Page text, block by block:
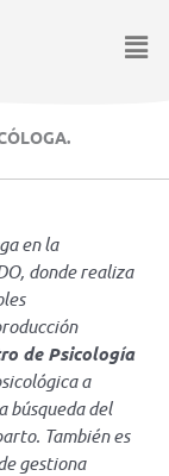
en la
donde realiza
de Psicología
a
búsqueda del
También es
gestiona